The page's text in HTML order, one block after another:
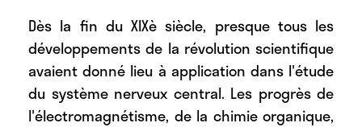
Dès la fin du XIXè siècle, presque tous les
développements de la révolution scientifique
avaient donné lieu à application dans l'étude
du système nerveux central. Les progrès de
l'électromagnétisme, de la chimie organique,